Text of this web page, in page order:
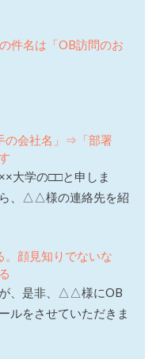
件名は「OB訪問のお
会社名」⇒「部署
大学の□□と申しま
、△△様の連絡先を紹
顔見知りでないな
、是非、△△様にOB
ルをさせていただきま